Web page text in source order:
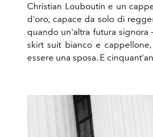
Christian Louboutin e un
d'oro, capace da solo di
quando un'altra futura signora
skirt suit bianco e
essere una sposa. E